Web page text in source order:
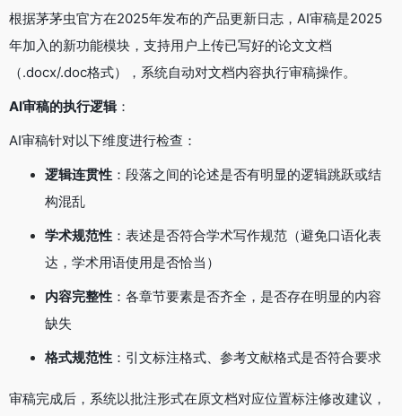
根据茅茅虫官方在2025年发布的产品更新日志，AI审稿是2025
年加入的新功能模块，支持用户上传已写好的论文文档
（.docx/.doc格式），系统自动对文档内容执行审稿操作。
AI审稿的执行逻辑：
AI审稿针对以下维度进行检查：
逻辑连贯性 ：段落之间的论述是否有明显的逻辑跳跃或结
构混乱
学术规范性 ：表述是否符合学术写作规范（避免口语化表
达，学术用语使用是否恰当）
内容完整性 ：各章节要素是否齐全，是否存在明显的内容
缺失
格式规范性 ：引文标注格式、参考文献格式是否符合要求
审稿完成后，系统以批注形式在原文档对应位置标注修改建议，